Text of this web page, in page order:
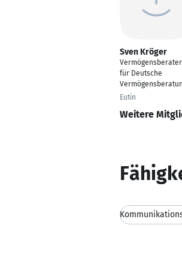
Sven Kröger
Vermögensberater
für Deutsche
Eutin
Weitere